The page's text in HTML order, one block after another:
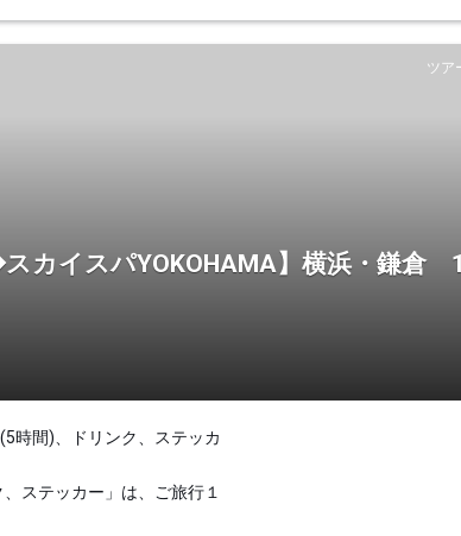
ツア
カイスパYOKOHAMA】横浜・鎌倉
時間)、ドリンク、ステッカ
ステッカー」は、ご旅行１